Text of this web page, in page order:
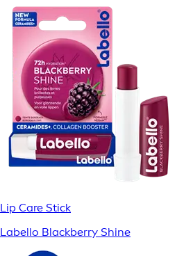
Lip Care Stick
Labello Blackberry Shine